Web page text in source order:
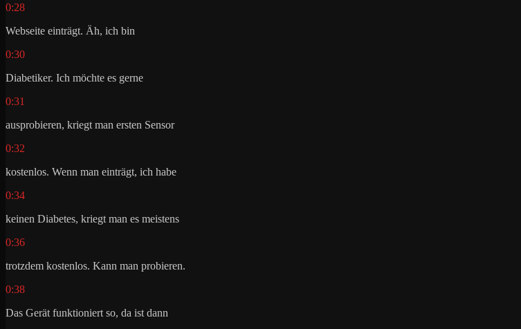
0:28
Webseite einträgt. Äh, ich bin
0:30
Diabetiker. Ich möchte es gerne
0:31
ausprobieren, kriegt man ersten Sensor
0:32
kostenlos. Wenn man einträgt, ich habe
0:34
keinen Diabetes, kriegt man es meistens
0:36
trotzdem kostenlos. Kann man probieren.
0:38
Das Gerät funktioniert so, da ist dann